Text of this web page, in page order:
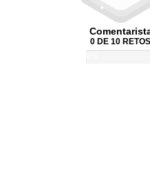
0 DE 10 RETOS